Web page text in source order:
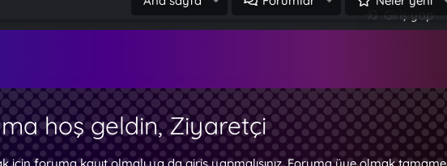
Giriş yap
hoş geldin, Ziyaretçi